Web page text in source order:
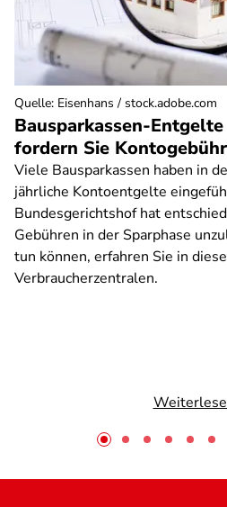
Bausparkassen-
fordern Sie
Viele Bausparkassen haben in
jährliche Kontoentgelte
Bundesgerichtshof hat
Gebühren in der Sparphase
tun können, erfahren Sie in
Verbraucherzentralen.
Quelle: Eisenhans / stock.adobe.com